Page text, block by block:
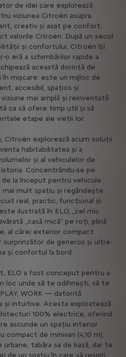
de idei care explorează
viziunea Citroën asupra
creativ și axat pe confort,
valorile Citroën. După un secol
și confortului, Citroën își
eră a schimbărilor rapide a
această dorință de
mișcare: este un mijloc de
accesibil, spațios și
mai amplă și reinventată
ca să ofere timp util și să
etape ale vieții lor.
Citroën explorează acum soluții
habitabilitatea și a
și al vehiculelor de
Concentrându-se pe
la început pentru vehicule
mult spațiu și regândește
real, practic, funcțional și
ilustrată în ELO, „cel mic
„casă mică” pe roți, plină
al cărei exterior compact
de generos și ultra-
și confortul la bord.
ELO a fost conceput pentru a
loc unde să te odihnești, să te
WORK — datorită
și intuitive. Acesta exploatează
100% electrice, oferind
ascunde un spațiu interior
compact de minivan (4,10 m),
tabăra sa de bază, dar te
de un spațiu în care să respiri.